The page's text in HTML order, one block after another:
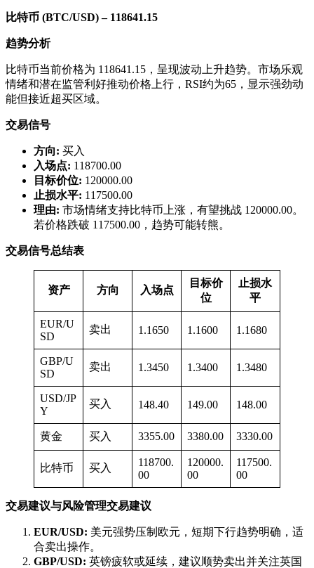
比特币 (BTC/USD) – 118641.15
趋势分析
比特币当前价格为 118641.15，呈现波动上升趋势。市场乐观
情绪和潜在监管利好推动价格上行，RSI约为65，显示强劲动
能但接近超买区域。
交易信号
方向: 买入
入场点: 118700.00
目标价位: 120000.00
止损水平: 117500.00
理由: 市场情绪支持比特币上涨，有望挑战 120000.00。
若价格跌破 117500.00，趋势可能转熊。
交易信号总结表
资产 方向 入场点
目标价
位
止损水
平
EUR/U
SD
卖出 1.1650 1.1600 1.1680
GBP/U
SD
卖出 1.3450 1.3400 1.3480
USD/JP
Y
买入 148.40 149.00 148.00
黄金 买入 3355.00 3380.00 3330.00
比特币 买入
118700.
00
120000.
00
117500.
00
交易建议与风险管理交易建议
EUR/USD: 美元强势压制欧元，短期下行趋势明确，适
合卖出操作。
GBP/USD: 英镑疲软或延续，建议顺势卖出并关注英国